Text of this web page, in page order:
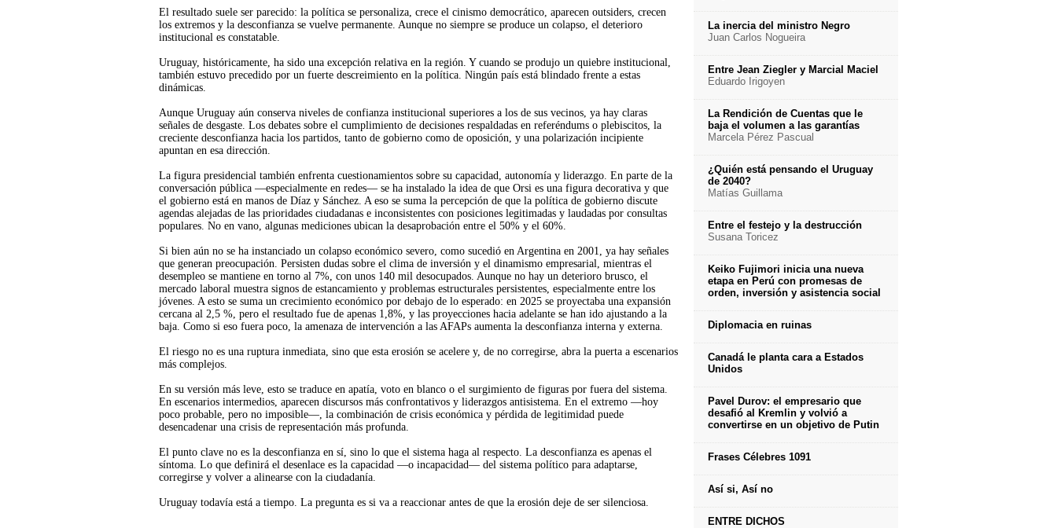
El resultado suele ser parecido: la política se personaliza, crece el cinismo democrático, aparecen outsiders, crecen
los extremos y la desconfianza se vuelve permanente. Aunque no siempre se produce un colapso, el deterioro
institucional es constatable.
Uruguay, históricamente, ha sido una excepción relativa en la región. Y cuando se produjo un quiebre institucional,
también estuvo precedido por un fuerte descreimiento en la política. Ningún país está blindado frente a estas
dinámicas.
Aunque Uruguay aún conserva niveles de confianza institucional superiores a los de sus vecinos, ya hay claras
señales de desgaste. Los debates sobre el cumplimiento de decisiones respaldadas en referéndums o plebiscitos, la
creciente desconfianza hacia los partidos, tanto de gobierno como de oposición, y una polarización incipiente
apuntan en esa dirección.
La figura presidencial también enfrenta cuestionamientos sobre su capacidad, autonomía y liderazgo. En parte de la
conversación pública —especialmente en redes— se ha instalado la idea de que Orsi es una figura decorativa y que
el gobierno está en manos de Díaz y Sánchez. A eso se suma la percepción de que la política de gobierno discute
agendas alejadas de las prioridades ciudadanas e inconsistentes con posiciones legitimadas y laudadas por consultas
populares. No en vano, algunas mediciones ubican la desaprobación entre el 50% y el 60%.
Si bien aún no se ha instanciado un colapso económico severo, como sucedió en Argentina en 2001, ya hay señales
que generan preocupación. Persisten dudas sobre el clima de inversión y el dinamismo empresarial, mientras el
desempleo se mantiene en torno al 7%, con unos 140 mil desocupados. Aunque no hay un deterioro brusco, el
mercado laboral muestra signos de estancamiento y problemas estructurales persistentes, especialmente entre los
jóvenes. A esto se suma un crecimiento económico por debajo de lo esperado: en 2025 se proyectaba una expansión
cercana al 2,5 %, pero el resultado fue de apenas 1,8%, y las proyecciones hacia adelante se han ido ajustando a la
baja. Como si eso fuera poco, la amenaza de intervención a las AFAPs aumenta la desconfianza interna y externa.
El riesgo no es una ruptura inmediata, sino que esta erosión se acelere y, de no corregirse, abra la puerta a escenarios
más complejos.
En su versión más leve, esto se traduce en apatía, voto en blanco o el surgimiento de figuras por fuera del sistema.
En escenarios intermedios, aparecen discursos más confrontativos y liderazgos antisistema. En el extremo —hoy
poco probable, pero no imposible—, la combinación de crisis económica y pérdida de legitimidad puede
desencadenar una crisis de representación más profunda.
El punto clave no es la desconfianza en sí, sino lo que el sistema haga al respecto. La desconfianza es apenas el
síntoma. Lo que definirá el desenlace es la capacidad —o incapacidad— del sistema político para adaptarse,
corregirse y volver a alinearse con la ciudadanía.
Uruguay todavía está a tiempo. La pregunta es si va a reaccionar antes de que la erosión deje de ser silenciosa.
La inercia del ministro Negro
Juan Carlos Nogueira
Entre Jean Ziegler y Marcial Maciel
Eduardo Irigoyen
La Rendición de Cuentas que le
baja el volumen a las garantías
Marcela Pérez Pascual
¿Quién está pensando el Uruguay
de 2040?
Matías Guillama
Entre el festejo y la destrucción
Susana Toricez
Keiko Fujimori inicia una nueva
etapa en Perú con promesas de
orden, inversión y asistencia social
Diplomacia en ruinas
Canadá le planta cara a Estados
Unidos
Pavel Durov: el empresario que
desafió al Kremlin y volvió a
convertirse en un objetivo de Putin
Frases Célebres 1091
Así si, Así no
ENTRE DICHOS